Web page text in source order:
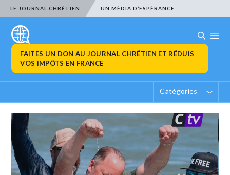
LE JOURNAL CHRÉTIEN UN MÉDIA D’ESPÉRANCE
FAITES UN DON AU JOURNAL CHRÉTIEN ET RÉDUIS
VOS IMPÔTS EN FRANCE
Catégories